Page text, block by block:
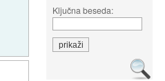
Ključna beseda: